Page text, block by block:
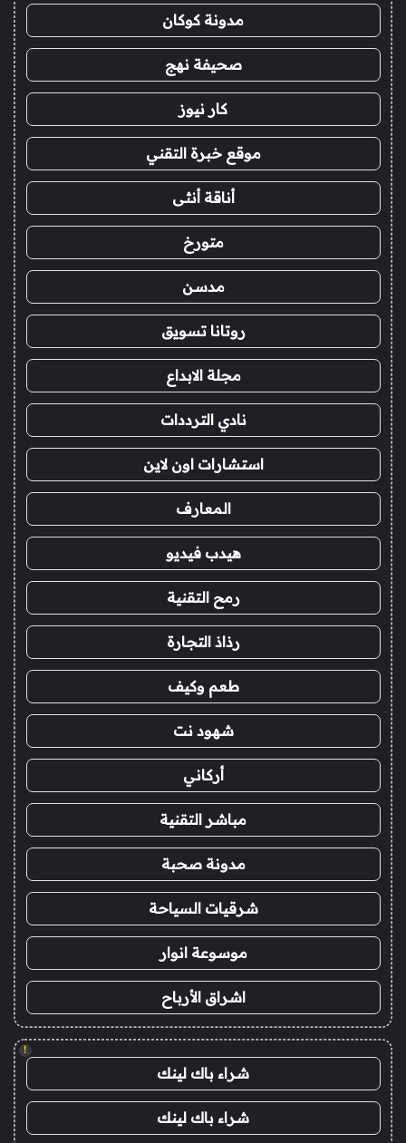
مدونة كوكان
صحيفة نهج
كار نيوز
موقع خبرة التقني
أناقة أنثى
متورخ
مدسن
روتانا تسويق
مجلة الابداع
نادي الترددات
استشارات اون لاين
المعارف
هيدب فيديو
رمح التقنية
رذاذ التجارة
طعم وكيف
شهود نت
أركاني
مباشر التقنية
مدونة صحبة
شرقيات السياحة
موسوعة انوار
اشراق الأرباح
!
شراء باك لينك
شراء باك لينك